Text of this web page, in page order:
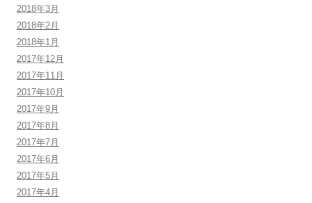
2018年3月
2018年2月
2018年1月
2017年12月
2017年11月
2017年10月
2017年9月
2017年8月
2017年7月
2017年6月
2017年5月
2017年4月